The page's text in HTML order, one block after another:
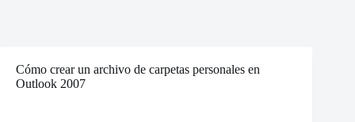
Cómo crear un archivo de carpetas personales en
Outlook 2007